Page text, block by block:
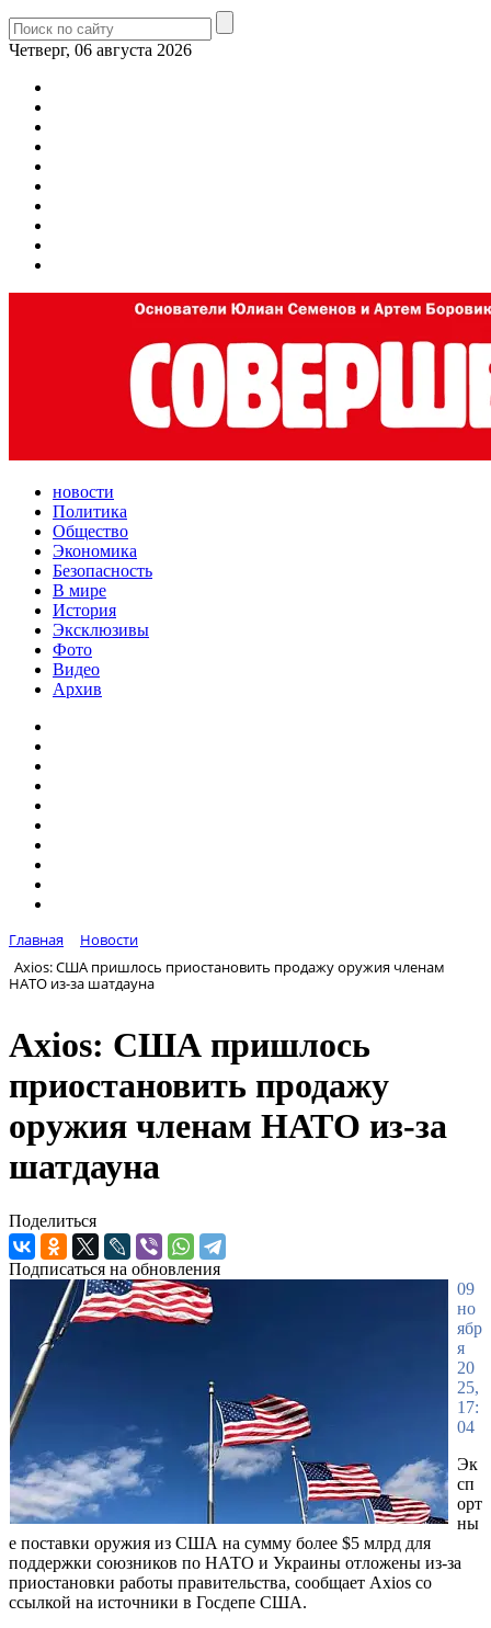
Четверг, 06 августа 2026
новости
Политика
Общество
Экономика
Безопасность
В мире
История
Эксклюзивы
Фото
Видео
Архив
Главная
Новости
Axios: США пришлось приостановить продажу оружия членам
НАТО из-за шатдауна
Axios: США пришлось
приостановить продажу
оружия членам НАТО из-за
шатдауна
Поделиться
Подписаться на обновления
09
но
ябр
я
20
25,
17:
04
Эк
сп
орт
ны
е поставки оружия из США на сумму более $5 млрд для
поддержки союзников по НАТО и Украины отложены из-за
приостановки работы правительства, сообщает Axios со
ссылкой на источники в Госдепе США.